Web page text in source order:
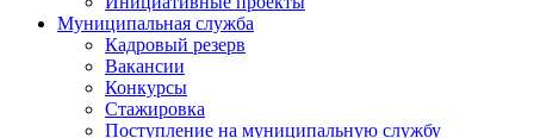
Муниципальная служба
Кадровый резерв
Вакансии
Конкурсы
Стажировка
Поступление на муниципальную службу